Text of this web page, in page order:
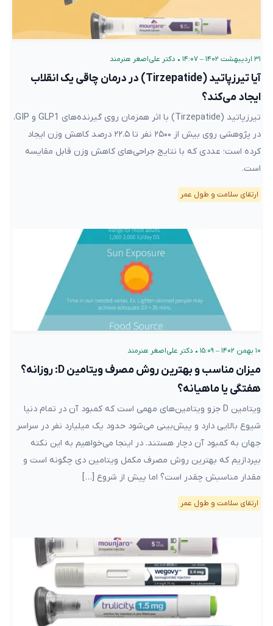
۳۱ اردیبهشت ۱۴۰۲ – ۱۴:۰۷ • دکتر علی‌اصغر هنرمند
آیا تیرزپاتید (Tirzepatide) در درمان چاقی یک انقلاب
ایجاد می‌کند؟
تیرزپاتید (Tirzepatide) با اثر همزمان روی گیرنده‌های GLP1 و GIP،
در پژوهشی روی بیش از ۲۵۰۰ نفر تا ۲۲.۵ درصد کاهش وزن ایجاد
کرده است؛ عددی که با نتایج جراحی‌های کاهش وزن قابل مقایسه
است.
ارتقای سلامت و طول عمر
۱۰ بهمن ۱۴۰۲ – ۱۵:۰۹ • دکتر علی‌اصغر هنرمند
میزان مناسب و بهترین روش مصرف ویتامین D: روزانه؟
هفتگی یا ماهیانه؟
ویتامین D جزو ویتامین‌های مهمی است که کمبود آن در تمام دنیا
شیوع بالایی دارد و پیش‌بینی می‌شود حدود یک میلیارد نفر در سراسر
جهان به کمبود آن دچار هستند. در اینجا می‌خواهیم به این نکته
بپردازیم که بهترین روش مصرف مکمل ویتامین دی چگونه است و
مقدار مناسبش چقدر است؟ اما پیش از شروع […]
ارتقای سلامت و طول عمر